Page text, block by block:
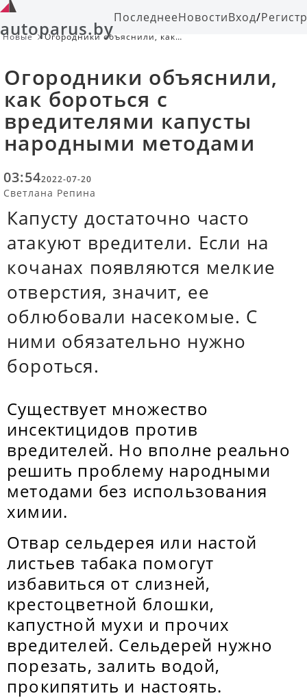
autoparus.byПоследнееНовостиВход/
Новые
Огородники объяснили, как
Огородники объяснили,
как бороться с
вредителями капусты
народными методами
03:542022-07-20
Светлана Репина
Капусту достаточно часто
атакуют вредители. Если на
кочанах появляются мелкие
отверстия, значит, ее
облюбовали насекомые. С
ними обязательно нужно
бороться.
Существует множество
инсектицидов против
вредителей. Но вполне реально
решить проблему народными
методами без использования
химии.
Отвар сельдерея или настой
листьев табака помогут
избавиться от слизней,
крестоцветной блошки,
капустной мухи и прочих
вредителей. Сельдерей нужно
порезать, залить водой,
прокипятить и настоять.